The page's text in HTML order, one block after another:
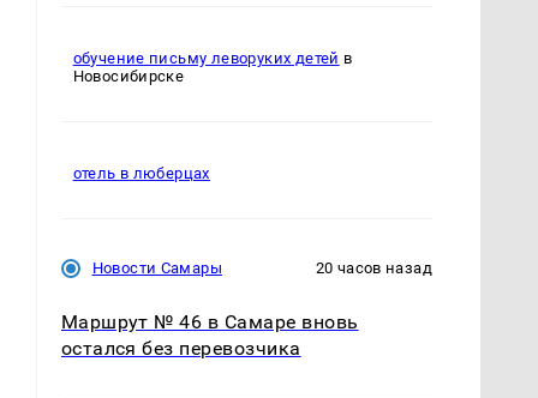
обучение письму леворуких детей в
Новосибирске
отель в люберцах
Новости Самары 20 часов назад
Маршрут № 46 в Самаре вновь
остался без перевозчика